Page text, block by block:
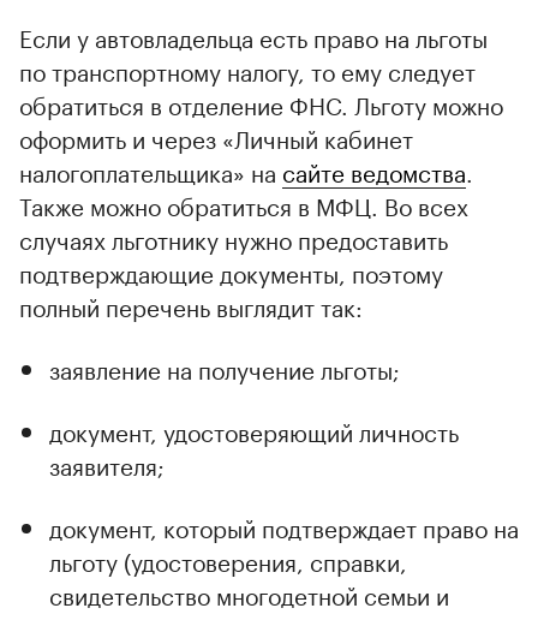
Если у автовладельца есть право на льготы
по транспортному налогу, то ему следует
обратиться в отделение ФНС. Льготу можно
оформить и через «Личный кабинет
налогоплательщика» на сайте ведомства
Также можно обратиться в МФЦ. Во всех
случаях льготнику нужно предоставить
подтверждающие документы, поэтому
полный перечень выглядит так:
заявление на получение льготы;
документ, удостоверяющий личность
заявителя;
документ, который подтверждает право на
льготу (удостоверения, справки,
свидетельство многодетной семьи и